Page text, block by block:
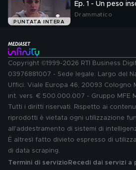
PUNTATA INTERA
Ep. 1 - Un peso
Drammatico
Copyright ©1999-2026 RTI Business
03976881007 - Sede legale: Largo del
Uffici: Viale Europa 46, 20093 Cologno
int. vers. € 500.000.007 - Gruppo MFE
Tutti i diritti riservati. Rispetto ai
riprodotti è vietata ogni utilizzazione
all'addestramento di sistemi di
È altresì fatto divieto espresso di
di data scraping.
Termini di servizio Recedi dai servizi a